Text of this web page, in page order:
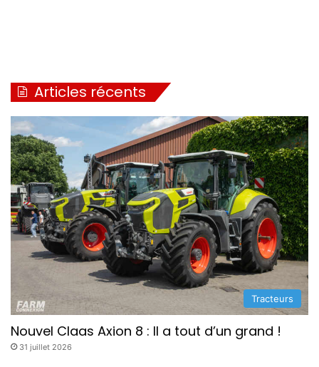
Articles récents
Tracteurs
Nouvel Claas Axion 8 : Il a tout d’un grand !
31 juillet 2026